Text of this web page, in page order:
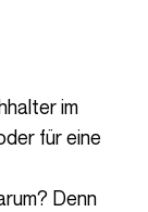
für eine
Denn